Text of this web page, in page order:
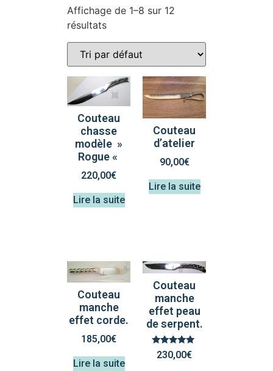
Affichage de 1–8 sur 12
résultats
Couteau
chasse
modèle »
Rogue «
220,00€
Lire la suite
Couteau
d’atelier
90,00€
Lire la suite
Couteau
manche
effet corde.
185,00€
Lire la suite
Couteau
manche
effet peau
de serpent.
Note
5.00
230,00€